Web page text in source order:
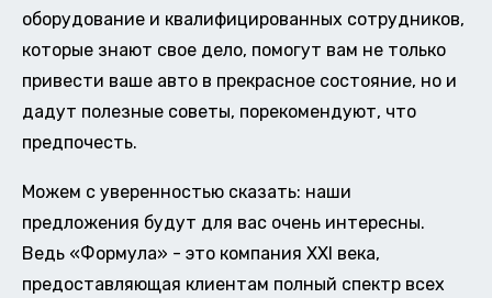
оборудование и квалифицированных сотрудников,
которые знают свое дело, помогут вам не только
привести ваше авто в прекрасное состояние, но и
дадут полезные советы, порекомендуют, что
предпочесть.
Можем с уверенностью сказать: наши
предложения будут для вас очень интересны.
Ведь «Формула» - это компания XXI века,
предоставляющая клиентам полный спектр всех